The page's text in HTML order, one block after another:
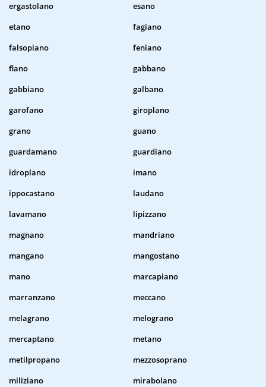
ergastolano
esano
etano
fagiano
falsopiano
feniano
flano
gabbano
gabbiano
galbano
garofano
giroplano
grano
guano
guardamano
guardiano
idroplano
imano
ippocastano
laudano
lavamano
lipizzano
magnano
mandriano
mangano
mangostano
mano
marcapiano
marranzano
meccano
melagrano
melograno
mercaptano
metano
metilpropano
mezzosoprano
miliziano
mirabolano